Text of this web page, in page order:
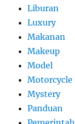
Liburan
Luxury
Makanan
Makeup
Model
Motorcycle
Mystery
Panduan